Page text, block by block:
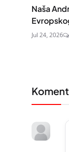
Naša
Jul 24, 2026